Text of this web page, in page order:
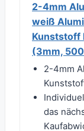
2-4mm
weiß
Kunststoff
(3mm,
2-4mm
das